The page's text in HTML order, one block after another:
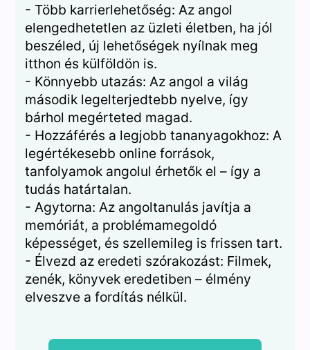
- Több karrierlehetőség: Az angol
elengedhetetlen az üzleti életben, ha jól
beszéled, új lehetőségek nyílnak meg
itthon és külföldön is.
- Könnyebb utazás: Az angol a világ
második legelterjedtebb nyelve, így
bárhol megérteted magad.
- Hozzáférés a legjobb tananyagokhoz: A
legértékesebb online források,
tanfolyamok angolul érhetők el – így a
tudás határtalan.
- Agytorna: Az angoltanulás javítja a
memóriát, a problémamegoldó
képességet, és szellemileg is frissen tart.
- Élvezd az eredeti szórakozást: Filmek,
zenék, könyvek eredetiben – élmény
elveszve a fordítás nélkül.